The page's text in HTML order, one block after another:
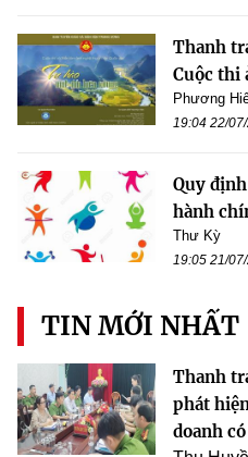
Thanh
Cuộc thi
Phương
19:04 22/
Quy
hành
Thư Kỳ
19:05 21/
TIN MỚI NHẤT
Thanh
phát
doanh